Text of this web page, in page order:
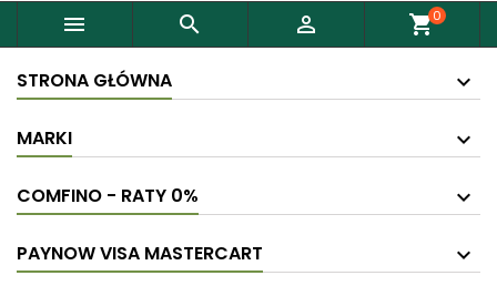
   shopping_cart0
STRONA GŁÓWNA
MARKI
COMFINO - RATY 0%
PAYNOW VISA MASTERCART